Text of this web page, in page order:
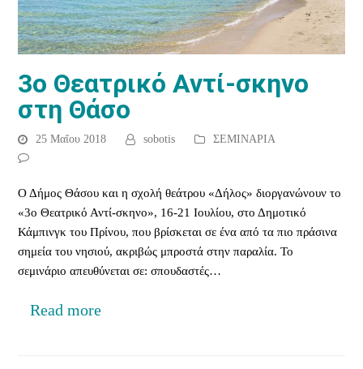
3ο Θεατρικό Αντί-σκηνο
στη Θάσο
25 Μαΐου 2018 sobotis ΣΕΜΙΝΑΡΙΑ
Ο Δήμος Θάσου και η σχολή θεάτρου «Δήλος» διοργανώνουν το
«3ο Θεατρικό Αντί-σκηνο», 16-21 Ιουλίου, στο Δημοτικό
Κάμπινγκ του Πρίνου, που βρίσκεται σε ένα από τα πιο πράσινα
σημεία του νησιού, ακριβώς μπροστά στην παραλία. Το
σεμινάριο απευθύνεται σε: σπουδαστές…
Read more